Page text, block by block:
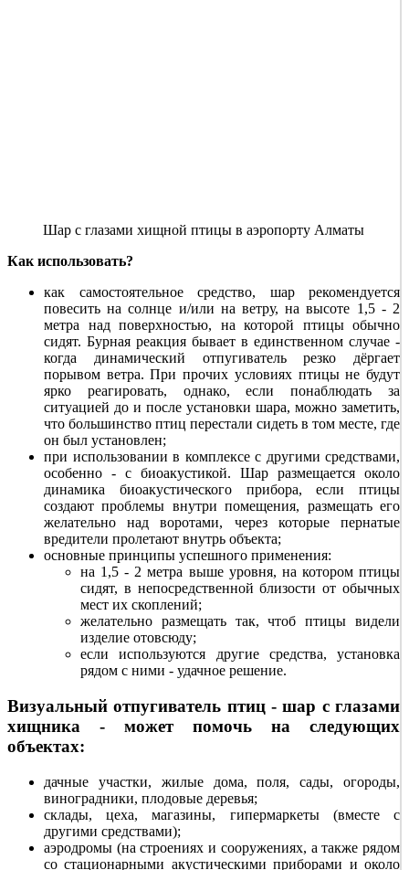
Шар с глазами хищной птицы в аэропорту Алматы
Как использовать?
как самостоятельное средство, шар рекомендуется
повесить на солнце и/или на ветру, на высоте 1,5 - 2
метра над поверхностью, на которой птицы обычно
сидят. Бурная реакция бывает в единственном случае -
когда динамический отпугиватель резко дёргает
порывом ветра. При прочих условиях птицы не будут
ярко реагировать, однако, если понаблюдать за
ситуацией до и после установки шара, можно заметить,
что большинство птиц перестали сидеть в том месте, где
он был установлен;
при использовании в комплексе с другими средствами,
особенно - с биоакустикой. Шар размещается около
динамика биоакустического прибора, если птицы
создают проблемы внутри помещения, размещать его
желательно над воротами, через которые пернатые
вредители пролетают внутрь объекта;
основные принципы успешного применения:
на 1,5 - 2 метра выше уровня, на котором птицы
сидят, в непосредственной близости от обычных
мест их скоплений;
желательно размещать так, чтоб птицы видели
изделие отовсюду;
если используются другие средства, установка
рядом с ними - удачное решение.
Визуальный отпугиватель птиц - шар с глазами
хищника - может помочь на следующих
объектах:
дачные участки, жилые дома, поля, сады, огороды,
виноградники, плодовые деревья;
склады, цеха, магазины, гипермаркеты (вместе с
другими средствами);
аэродромы (на строениях и сооружениях, а также рядом
со стационарными акустическими приборами и около